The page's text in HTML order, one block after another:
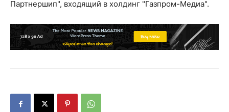
Партнершип", входящий в холдинг "Газпром-Медиа".